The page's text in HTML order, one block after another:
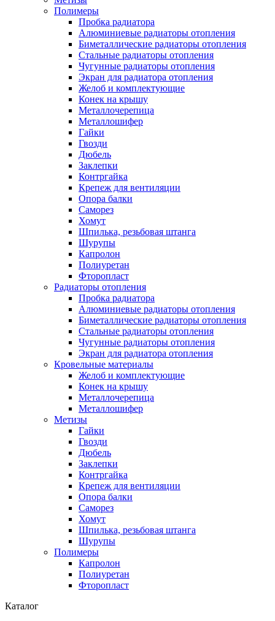
Полимеры
Пробка радиатора
Алюминиевые радиаторы отопления
Биметаллические радиаторы отопления
Стальные радиаторы отопления
Чугунные радиаторы отопления
Экран для радиатора отопления
Желоб и комплектующие
Конек на крышу
Металлочерепица
Металлошифер
Гайки
Гвозди
Дюбель
Заклепки
Контргайка
Крепеж для вентиляции
Опора балки
Саморез
Хомут
Шпилька, резьбовая штанга
Шурупы
Капролон
Полиуретан
Фторопласт
Радиаторы отопления
Пробка радиатора
Алюминиевые радиаторы отопления
Биметаллические радиаторы отопления
Стальные радиаторы отопления
Чугунные радиаторы отопления
Экран для радиатора отопления
Кровельные материалы
Желоб и комплектующие
Конек на крышу
Металлочерепица
Металлошифер
Метизы
Гайки
Гвозди
Дюбель
Заклепки
Контргайка
Крепеж для вентиляции
Опора балки
Саморез
Хомут
Шпилька, резьбовая штанга
Шурупы
Полимеры
Капролон
Полиуретан
Фторопласт
Каталог